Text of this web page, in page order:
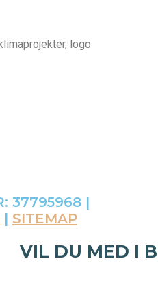
37795968 |
| SITEMAP
VIL DU MED I